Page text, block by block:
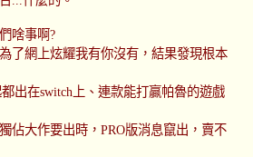
啥事啊?
了網上炫耀我有你沒有，結果發現根本
出在switch上、連款能打贏帕魯的遊戲
佔大作要出時，PRO版消息竄出，賣不